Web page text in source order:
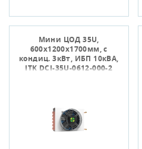
Мини ЦОД 35U,
600х1200х1700мм, с
кондиц. 3кВт, ИБП 10кВА,
ITK DCI-35U-0612-000-2